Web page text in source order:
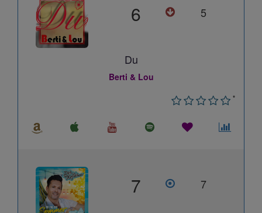
6 5
Du
Berti & Lou
*
7 7